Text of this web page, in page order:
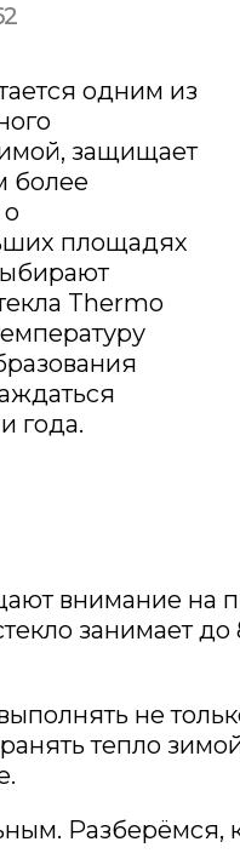
одним из
защищает
более
площадях
Thermo
года.
внимание на
занимает
не
тепло
Разберёмся,